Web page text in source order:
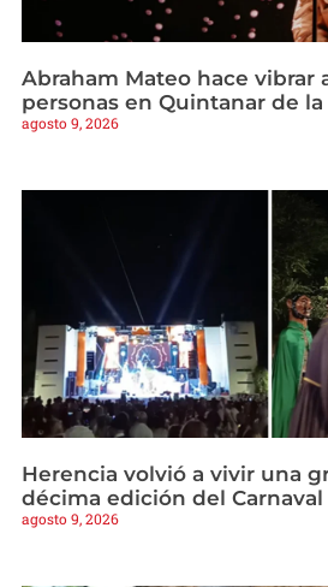
Abraham Mateo hace vibrar
personas en Quintanar de
agosto 9, 2026
Herencia volvió a vivir una
décima edición del Carnaval
agosto 9, 2026